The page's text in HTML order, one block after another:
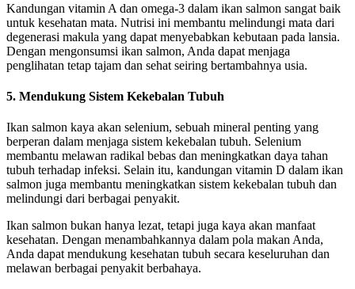
Kandungan vitamin A dan omega-3 dalam ikan salmon sangat baik
untuk kesehatan mata. Nutrisi ini membantu melindungi mata dari
degenerasi makula yang dapat menyebabkan kebutaan pada lansia.
Dengan mengonsumsi ikan salmon, Anda dapat menjaga
penglihatan tetap tajam dan sehat seiring bertambahnya usia.
5. Mendukung Sistem Kekebalan Tubuh
Ikan salmon kaya akan selenium, sebuah mineral penting yang
berperan dalam menjaga sistem kekebalan tubuh. Selenium
membantu melawan radikal bebas dan meningkatkan daya tahan
tubuh terhadap infeksi. Selain itu, kandungan vitamin D dalam ikan
salmon juga membantu meningkatkan sistem kekebalan tubuh dan
melindungi dari berbagai penyakit.
Ikan salmon bukan hanya lezat, tetapi juga kaya akan manfaat
kesehatan. Dengan menambahkannya dalam pola makan Anda,
Anda dapat mendukung kesehatan tubuh secara keseluruhan dan
melawan berbagai penyakit berbahaya.